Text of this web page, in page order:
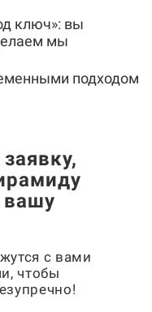
ключ»: вы
мы
подходом
вашу
с вами
чтобы